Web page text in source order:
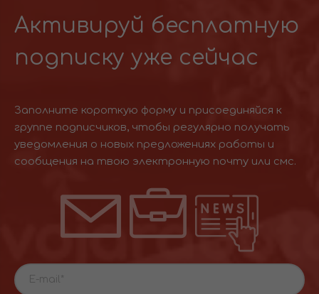
Активируй бесплатную
подписку уже сейчас
Заполните короткую форму и присоединяйся к
группе подписчиков, чтобы регулярно получать
уведомления о новых предложениях работы и
сообщения на твою электронную почту или смс.